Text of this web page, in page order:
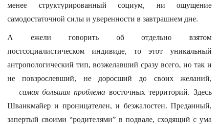
менее структурированный социум, ни ощущение
самодостаточной силы и уверенности в завтрашнем дне.
А ежели говорить об отдельно взятом
постсоциалистическом индивиде, то этот уникальный
антропологический тип, возжелавший сразу всего, но так и
не повзрослевший, не доросший до своих желаний,
— самая большая проблема восточных территорий. Здесь
Шванкмайер и проницателен, и безжалостен. Преданный,
запертый своими “родителями” в подвале, сходящий с ума